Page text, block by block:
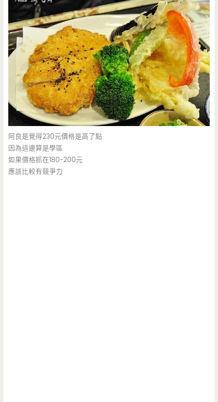
阿良是覺得230元價格是高了點
因為這邊算是學區
如果價格抓在180-200元
應該比較有競爭力